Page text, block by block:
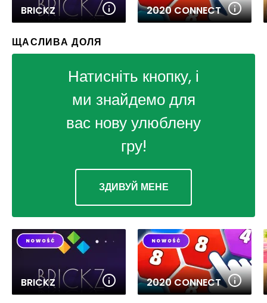
BRICKZ 2020 CONNECT
ЩАСЛИВА ДОЛЯ
Натисніть кнопку, і
ми знайдемо для
вас нову улюблену
гру!
ЗДИВУЙ МЕНЕ
BRICKZ 2020 CONNECT